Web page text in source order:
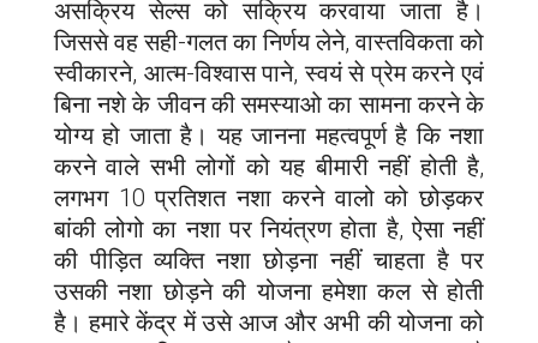
असक्रिय सेल्स को सक्रिय करवाया जाता है।
जिससे वह सही-गलत का निर्णय लेने, वास्तविकता को
स्वीकारने, आत्म-विश्वास पाने, स्वयं से प्रेम करने एवं
बिना नशे के जीवन की समस्याओ का सामना करने के
योग्य हो जाता है। यह जानना महत्वपूर्ण है कि नशा
करने वाले सभी लोगों को यह बीमारी नहीं होती है,
लगभग 10 प्रतिशत नशा करने वालो को छोड़कर
बांकी लोगो का नशा पर नियंत्रण होता है, ऐसा नहीं
की पीड़ित व्यक्ति नशा छोड़ना नहीं चाहता है पर
उसकी नशा छोड़ने की योजना हमेशा कल से होती
है। हमारे केंद्र में उसे आज और अभी की योजना को